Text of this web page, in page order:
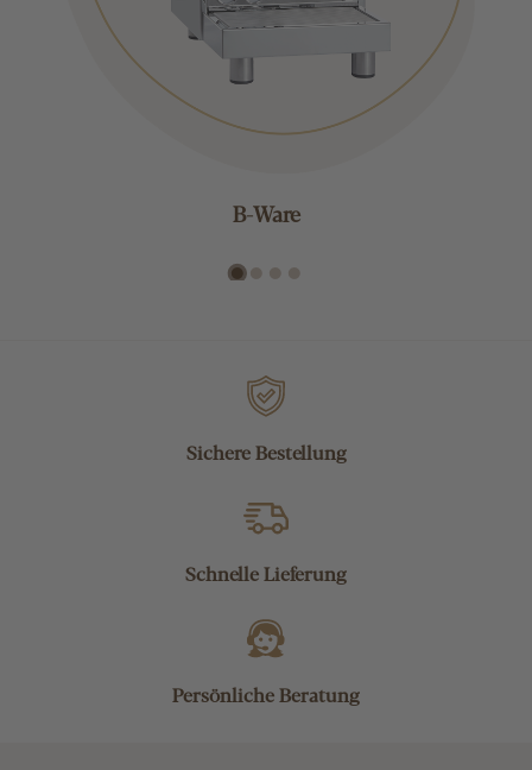
B-Ware
Sichere Bestellung
Schnelle Lieferung
Persönliche Beratung